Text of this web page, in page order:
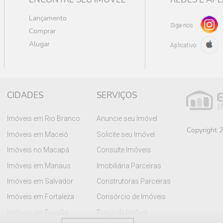
Lançamento
Comprar
Alugar
Siga-nos
Aplicativo
CIDADES
Imóveis em Rio Branco
Imóveis em Maceió
Imóveis no Macapá
Imóveis em Manaus
Imóveis em Salvador
Imóveis em Fortaleza
Imóveis em Brasília
SERVIÇOS
Anuncie seu Imóvel
Solicite seu Imóvel
Consulte Imóveis
Imobiliária Parceiras
Construtoras Parceiras
Consórcio de Imóveis
Preço de Imóvel
Copyright